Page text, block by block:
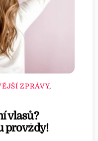
ZPRÁVY,
vlasů?
provždy!